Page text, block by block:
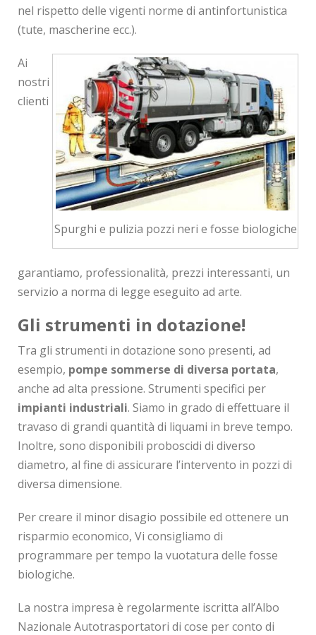
nel rispetto delle vigenti norme di antinfortunistica
(tute, mascherine ecc.).
Spurghi e pulizia pozzi neri e fosse biologiche
Ai
nostri
clienti
garantiamo, professionalità, prezzi interessanti, un
servizio a norma di legge eseguito ad arte.
Gli strumenti in dotazione!
Tra gli strumenti in dotazione sono presenti, ad
esempio, pompe sommerse di diversa portata,
anche ad alta pressione. Strumenti specifici per
impianti industriali. Siamo in grado di effettuare il
travaso di grandi quantità di liquami in breve tempo.
Inoltre, sono disponibili proboscidi di diverso
diametro, al fine di assicurare l’intervento in pozzi di
diversa dimensione.
Per creare il minor disagio possibile ed ottenere un
risparmio economico, Vi consigliamo di
programmare per tempo la vuotatura delle fosse
biologiche.
La nostra impresa è regolarmente iscritta all’Albo
Nazionale Autotrasportatori di cose per conto di